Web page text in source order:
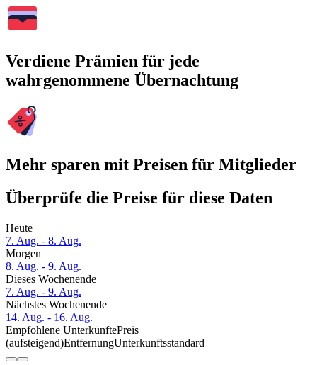
Verdiene Prämien für jede
wahrgenommene Übernachtung
Mehr sparen mit Preisen für Mitglieder
Überprüfe die Preise für diese Daten
Heute
7. Aug. - 8. Aug.
Morgen
8. Aug. - 9. Aug.
Dieses Wochenende
7. Aug. - 9. Aug.
Nächstes Wochenende
14. Aug. - 16. Aug.
Empfohlene UnterkünftePreis
(aufsteigend)EntfernungUnterkunftsstandard